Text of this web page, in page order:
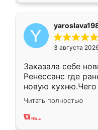
3 августа
Заказала себе
Ренессанс где
новую кухню.Чего
вполне довольна.
два года,
Читать полностью